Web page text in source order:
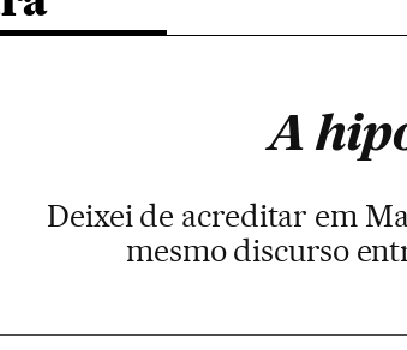
A
Deixei de acreditar em
mesmo discurso